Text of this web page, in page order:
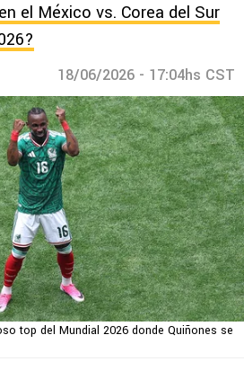
el México vs. Corea del Sur
18/06/2026 - 17:04hs CST
top del Mundial 2026 donde Quiñones se